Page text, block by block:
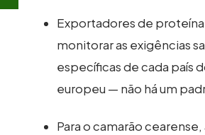
Exportadores de
monitorar as exigências
específicas de cada país
europeu — não há um
Para o camarão